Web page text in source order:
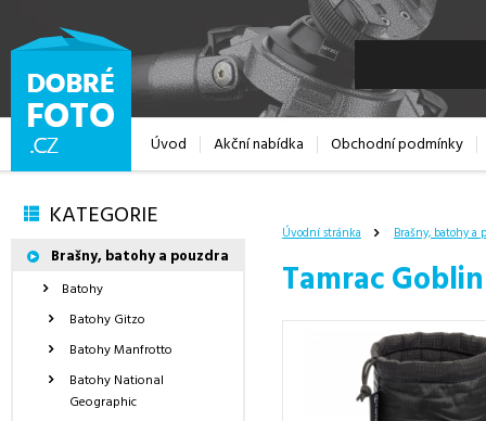
Úvodní stránka Brašny, batohy a
Tamrac
KATEGORIE
Brašny, batohy a pouzdra
Batohy
Batohy Gitzo
Batohy Manfrotto
Batohy National
Geographic
Úvod Akční nabídka Obchodní podmínky